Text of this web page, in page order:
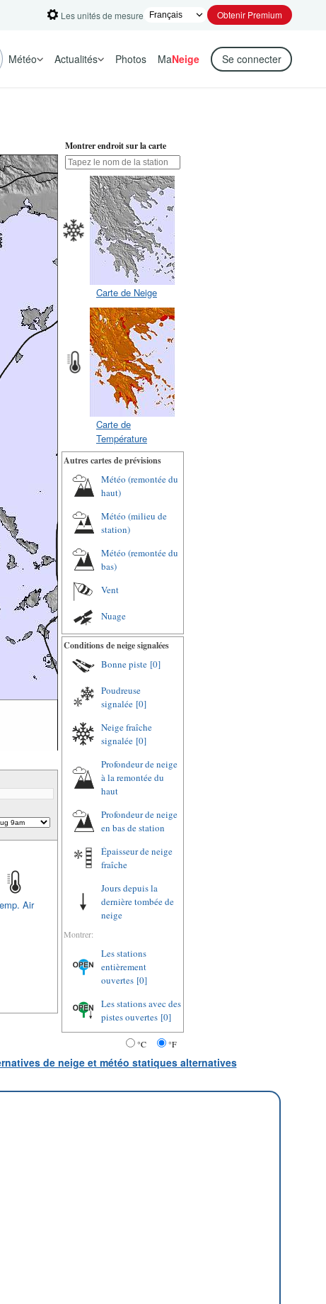
Les unités de mesure Obtenir Premium
Météo Actualités Photos MaNeige Se connecter
Air
Montrer endroit sur la carte
Carte de Neige
Carte de
Température
Autres cartes de prévisions
Météo (remontée du
haut)
Météo (milieu de
station)
Météo (remontée du
bas)
Vent
Nuage
Conditions de neige signalées
Bonne piste [0]
Poudreuse
signalée [0]
Neige fraîche
signalée [0]
Profondeur de neige
à la remontée du
haut
Profondeur de neige
en bas de station
Épaisseur de neige
fraîche
Jours depuis la
dernière tombée de
neige
Montrer:
Les stations
entièrement
ouvertes [0]
Les stations avec des
pistes ouvertes [0]
°C °F
de neige et météo statiques alternatives